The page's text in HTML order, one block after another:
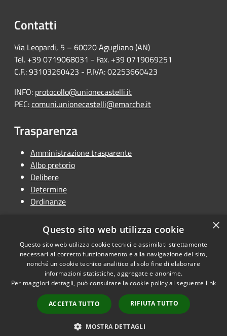
Contatti
Via Leopardi, 5 – 60020 Agugliano (AN)
Tel. +39 0719068031 - Fax. +39 0719069251
C.F.: 93103260423 - P.IVA: 02253660423
INFO: protocollo@unionecastelli.it
PEC:comuni.unionecastelli@emarche.it
Trasparenza
Amministrazione trasparente
Albo pretorio
Delibere
Determine
Ordinanze
RSS
Accessibilità
Cookie
Mappa del sito
Dichiarazione di
Copyright © 2026 • Unione
Terra dei Castelli • Powered by
Municipium•Accesso
redazione
×
Questo sito web utilizza cookie
Questo sito web utilizza cookie tecnici e assimilati strettamente
necessari al corretto funzionamento e alla navigazione del sito,
nonché un cookie tecnico analitico al solo fine di elaborare
informazioni statistiche, aggregate e anonime.
Per maggiori dettagli, può consultare la cookie policy al seguente link
ACCETTA TUTTO RIFIUTA TUTTO
MOSTRA DETTAGLI